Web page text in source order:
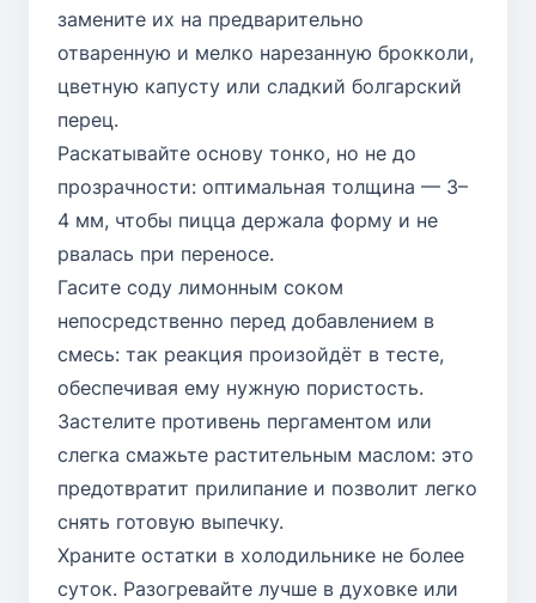
замените их на предварительно
отваренную и мелко нарезанную брокколи,
цветную капусту или сладкий болгарский
перец.
Раскатывайте основу тонко, но не до
прозрачности: оптимальная толщина — 3–
4 мм, чтобы пицца держала форму и не
рвалась при переносе.
Гасите соду лимонным соком
непосредственно перед добавлением в
смесь: так реакция произойдёт в тесте,
обеспечивая ему нужную пористость.
Застелите противень пергаментом или
слегка смажьте растительным маслом: это
предотвратит прилипание и позволит легко
снять готовую выпечку.
Храните остатки в холодильнике не более
суток. Разогревайте лучше в духовке или